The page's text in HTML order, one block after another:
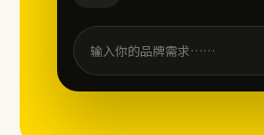
输入你的品牌需求……